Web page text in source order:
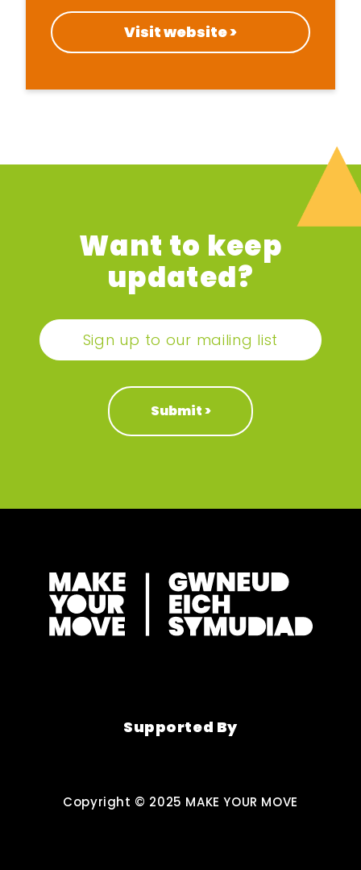
Visit website >
Want to keep
updated?
Sign up to our mailing list
Supported By
Copyright © 2025 MAKE YOUR MOVE